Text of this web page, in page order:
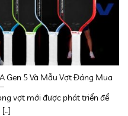
Gen 5 Và Mẫu Vợt Đáng Mua
vợt mới được phát triển để